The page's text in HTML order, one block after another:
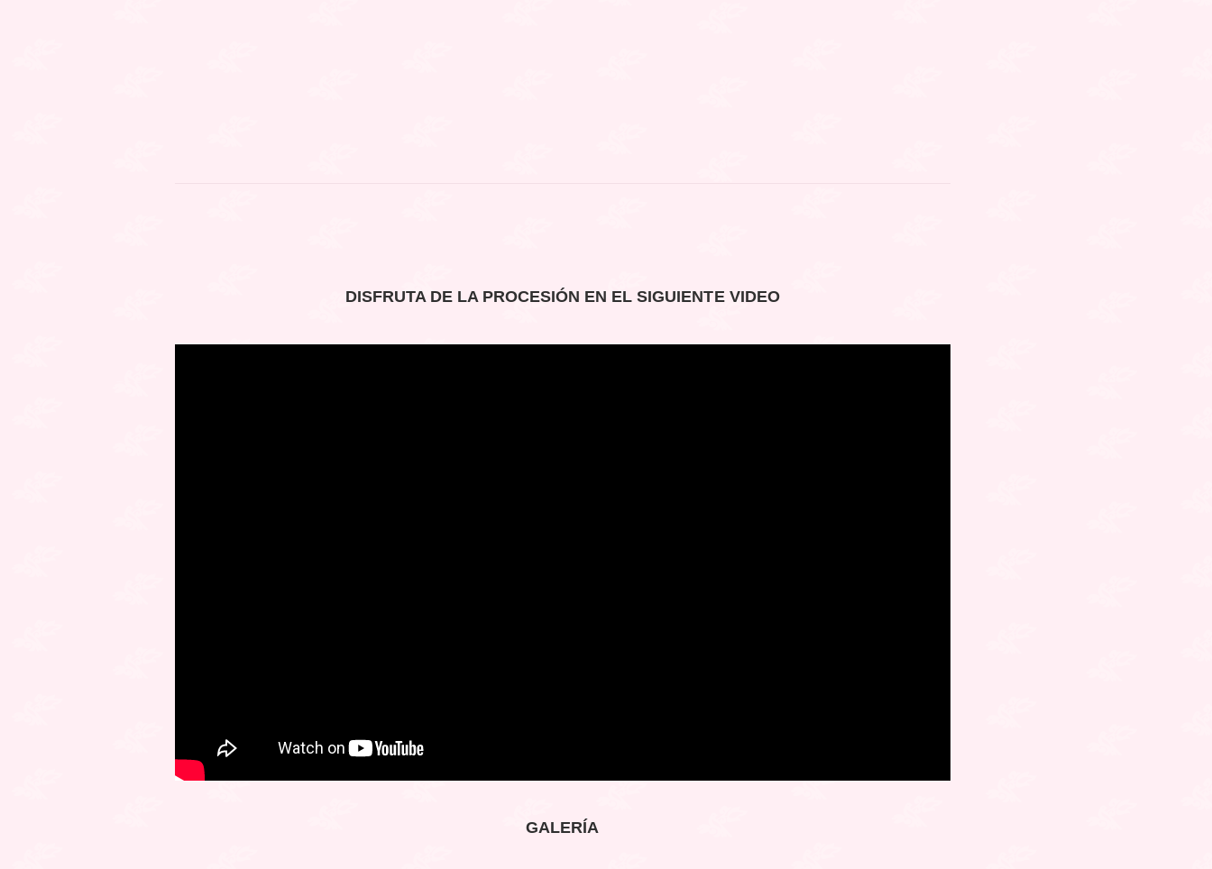
DISFRUTA DE LA PROCESIÓN EN EL SIGUIENTE VIDEO
GALERÍA